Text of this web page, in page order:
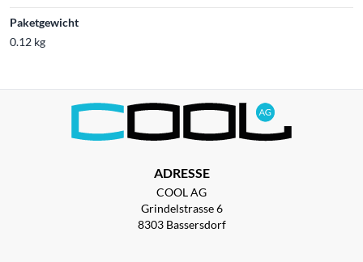
Paketgewicht
0.12 kg
ADRESSE
COOL AG
Grindelstrasse 6
8303 Bassersdorf